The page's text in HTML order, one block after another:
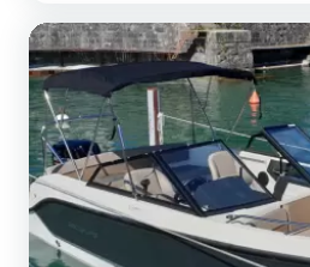
bekleding, motor, elektronic...